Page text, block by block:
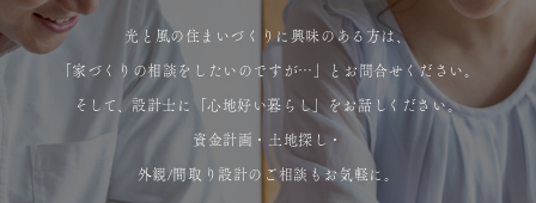
光と風の住まいづくりに興味のある方は、
「家づくりの相談をしたいのですが…」とお問合せください。
そして、設計士に「心地好い暮らし」をお話しください。
資金計画・土地探し・
外観/間取り設計のご相談もお気軽に。